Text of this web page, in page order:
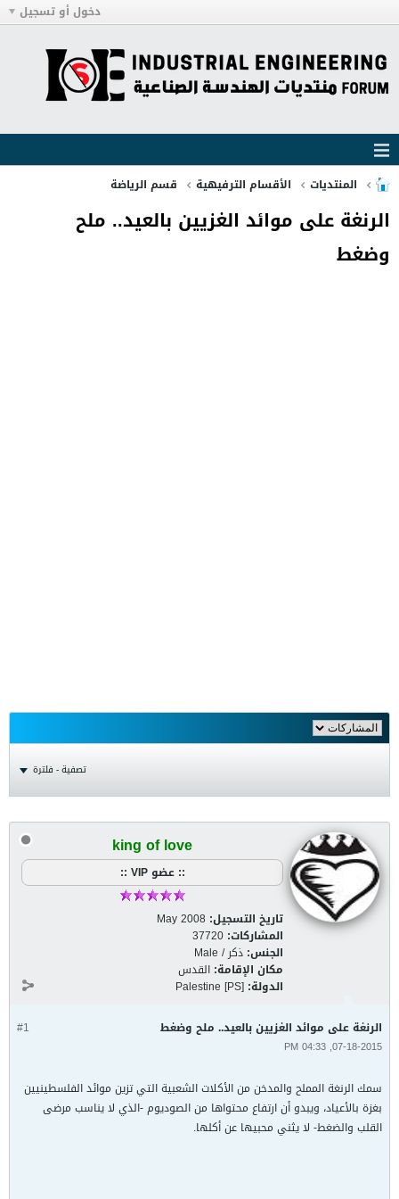
دخول أو تسجيل
المنتديات الأقسام الترفيهية قسم الرياضة
الرنغة على موائد الغزيين بالعيد.. ملح
وضغط
تصفية - فلترة
king of love
:: عضو VIP ::
تاريخ التسجيل: May 2008
المشاركات: 37720
الجنس: ذكر / Male
مكان الإقامة: القدس
الدولة: Palestine [PS]
#1 الرنغة على موائد الغزيين بالعيد.. ملح وضغط
07-18-2015, 04:33 PM
سمك الرنغة المملح والمدخن من الأكلات الشعبية التي تزين موائد الفلسطينيين
بغزة بالأعياد، ويبدو أن ارتفاع محتواها من الصوديوم -الذي لا يناسب مرضى
القلب والضغط- لا يثني محبيها عن أكلها.